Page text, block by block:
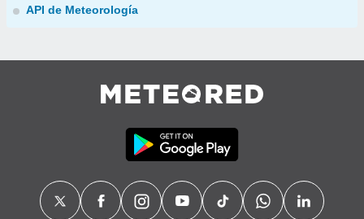
API de Meteorología